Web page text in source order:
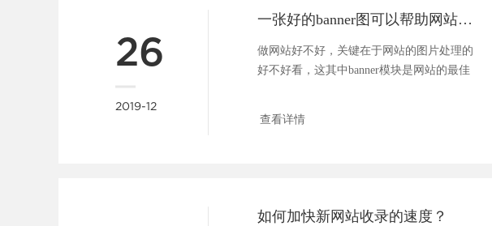
26
2019-12
一张好的banner图可以帮助网站吸引用户、促进转化
做网站好不好，关键在于网站的图片处理的
好不好看，这其中banner模块是网站的最佳
查看详情
如何加快新网站收录的速度？